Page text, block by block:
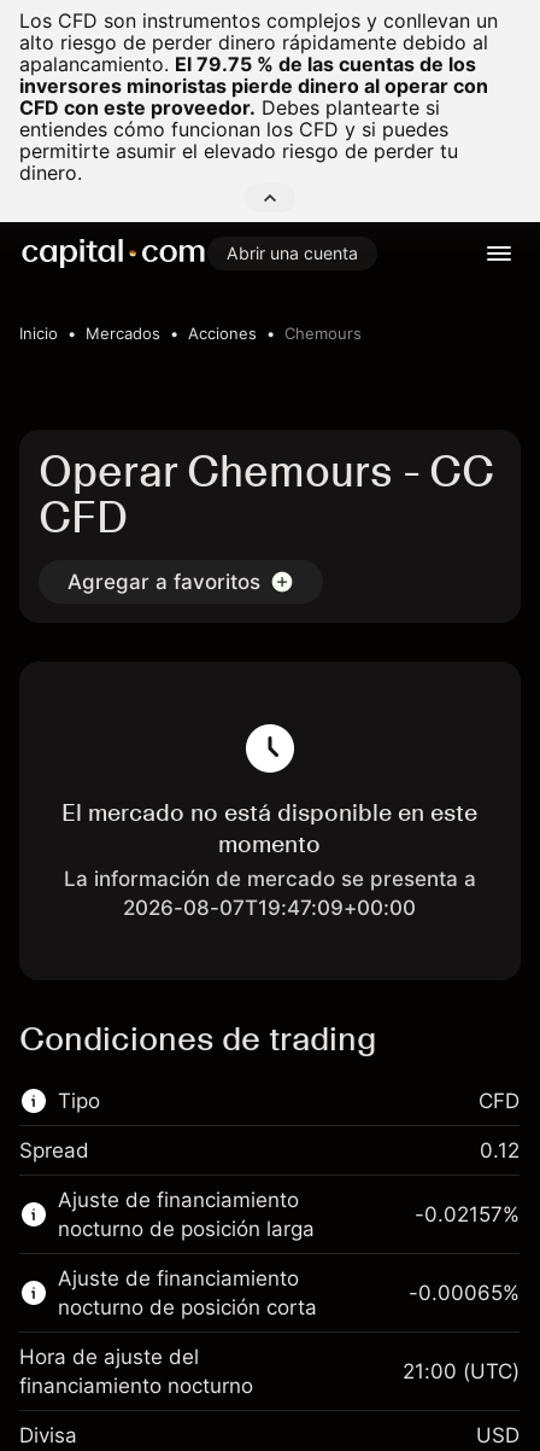
Los CFD son instrumentos complejos y conllevan un
alto riesgo de perder dinero rápidamente debido al
apalancamiento. El 79.75 % de las cuentas de los
inversores minoristas pierde dinero al operar con
CFD con este proveedor. Debes plantearte si
entiendes cómo funcionan los CFD y si puedes
permitirte asumir el elevado riesgo de perder tu
dinero.
Abrir una cuenta
Inicio Mercados Acciones Chemours
Operar Chemours - CC
CFD
Agregar a favoritos
El mercado no está disponible en este
momento
La información de mercado se presenta a
2026-08-07T19:47:09+00:00
Condiciones de trading
Tipo
Este mercado financiero está disponible para
hacer trading con CFD.
Obtén más información sobre:
CFD
CFD
Spread 0.12
Ajuste de financiamiento
nocturno de posición larga
$1,000.00
-0.02157%
Ajuste de financiamiento
nocturno de posición corta
-0.00065%
Hora de ajuste del
financiamiento nocturno
21:00 (UTC)
Divisa USD